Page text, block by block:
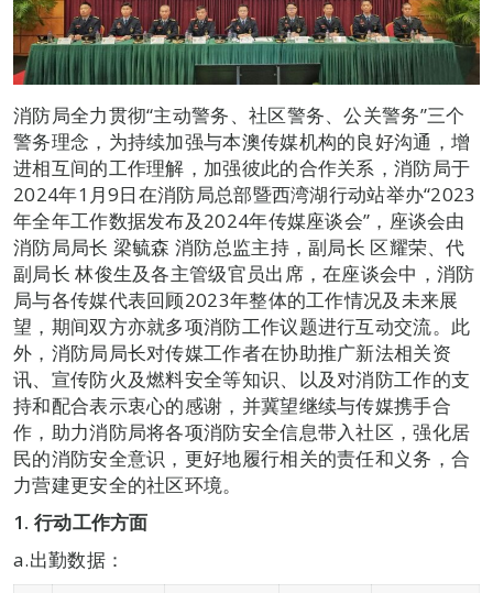
消防局全力贯彻“主动警务、社区警务、公关警务”三个
警务理念，为持续加强与本澳传媒机构的良好沟通，增
进相互间的工作理解，加强彼此的合作关系，消防局于
2024年1月9日在消防局总部暨西湾湖行动站举办“2023
年全年工作数据发布及2024年传媒座谈会”，座谈会由
消防局局长 梁毓森 消防总监主持，副局长 区耀荣、代
副局长 林俊生及各主管级官员出席，在座谈会中，消防
局与各传媒代表回顾2023年整体的工作情况及未来展
望，期间双方亦就多项消防工作议题进行互动交流。此
外，消防局局长对传媒工作者在协助推广新法相关资
讯、宣传防火及燃料安全等知识、以及对消防工作的支
持和配合表示衷心的感谢，并冀望继续与传媒携手合
作，助力消防局将各项消防安全信息带入社区，强化居
民的消防安全意识，更好地履行相关的责任和义务，合
力营建更安全的社区环境。
1. 行动工作方面
a.出勤数据：